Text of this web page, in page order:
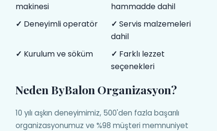
makinesi
hammadde dahil
✓ Deneyimli operatör ✓ Servis malzemeleri
dahil
✓ Kurulum ve söküm ✓ Farklı lezzet
seçenekleri
Neden ByBalon Organizasyon?
10 yılı aşkın deneyimimiz, 500'den fazla başarılı
organizasyonumuz ve %98 müşteri memnuniyet